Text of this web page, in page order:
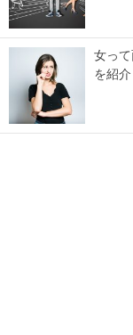
女っ
を紹介